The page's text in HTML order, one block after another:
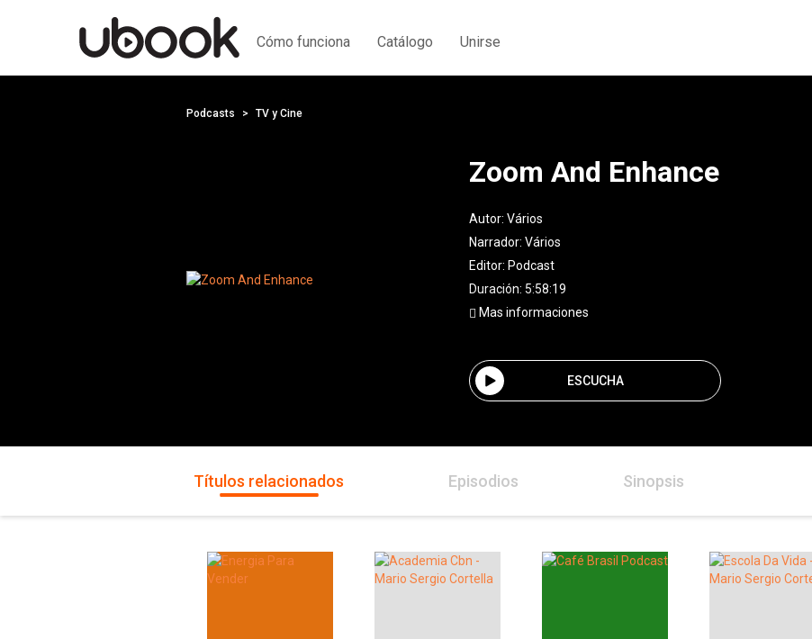
Cómo funciona Catálogo Unirse
Podcasts TV y Cine
Zoom And Enhance
Autor: Vários
Narrador: Vários
Editor: Podcast
Duración: 5:58:19
Mas informaciones
ESCUCHA
Títulos relacionados Episodios Sinopsis